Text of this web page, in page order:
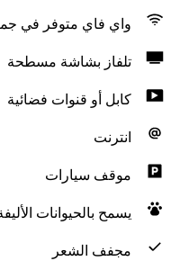
واي فاي متوفر في
تلفاز بشاشة مسطحة
كابل أو قنوات فضائية
انترنت
موقف سيارات
يسمح بالحيوانات
مجفف الشعر